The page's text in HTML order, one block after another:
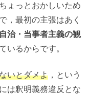
ょっとおかしいため
，最初の主張はあく
治・当事者主義の観
いるからです。
いとダメよ ，という
は釈明義務違反とな